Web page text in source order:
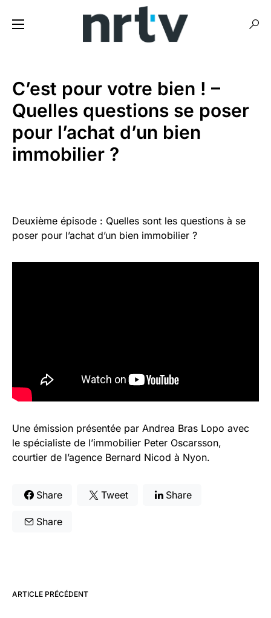
C’est pour votre bien ! –
Quelles questions se poser
pour l’achat d’un bien
immobilier ?
Deuxième épisode : Quelles sont les questions à se
poser pour l’achat d’un bien immobilier ?
Une émission présentée par Andrea Bras Lopo avec
le spécialiste de l’immobilier Peter Oscarsson,
courtier de l’agence Bernard Nicod à Nyon.
Share Tweet Share
Share
ARTICLE PRÉCÉDENT